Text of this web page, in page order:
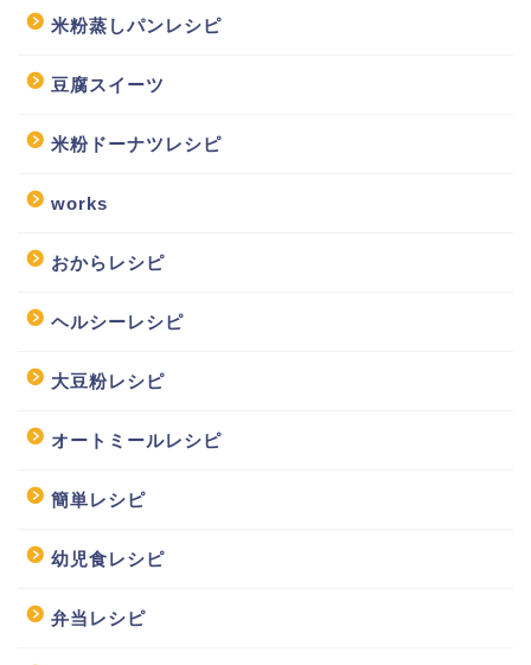
米粉蒸しパンレシピ
豆腐スイーツ
米粉ドーナツレシピ
works
おからレシピ
ヘルシーレシピ
大豆粉レシピ
オートミールレシピ
簡単レシピ
幼児食レシピ
弁当レシピ